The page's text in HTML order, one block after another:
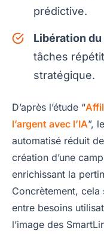
prédictive.
Libération
tâches
stratégique.
D’après l’étude “
l’argent avec l’IA”,
automatisé réduit
création d’une
enrichissant la
Concrètement,
entre besoins
l’image des